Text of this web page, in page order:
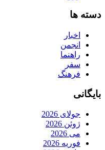
دسته ها
اخبار
انجمن
راهنما
سفر
فرهنگ
بایگانی
جولای 2026
ژوئن 2026
می 2026
فوریه 2026